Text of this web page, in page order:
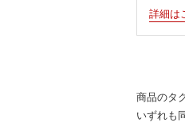
詳細は
商品のタ
いずれも